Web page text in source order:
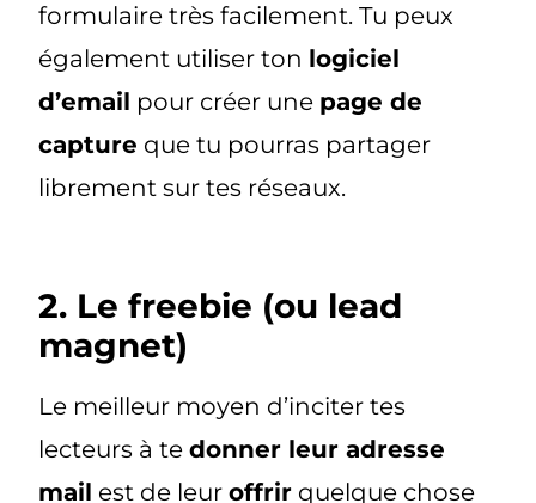
formulaire très facilement. Tu peux
également utiliser ton logiciel
d’email pour créer une page de
capture que tu pourras partager
librement sur tes réseaux.
2. Le freebie (ou lead
magnet)
Le meilleur moyen d’inciter tes
lecteurs à tedonner leur adresse
mail est de leuroffrir quelque chose